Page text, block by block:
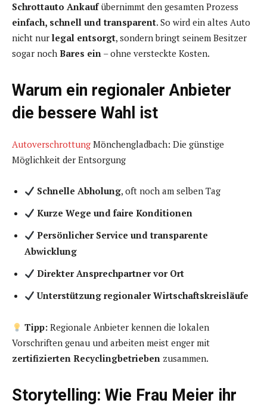
Schrottauto Ankaufübernimmt den gesamten Prozess
einfach, schnell und transparent. So wird ein altes Auto
nicht nur legal entsorgt, sondern bringt seinem Besitzer
sogar noch Bares ein – ohne versteckte Kosten.
Warum ein regionaler Anbieter
die bessere Wahl ist
Autoverschrottung Mönchengladbach: Die günstige
Möglichkeit der Entsorgung
Schnelle Abholung, oft noch am selben Tag
Kurze Wege und faire Konditionen
Persönlicher Service und transparente
Abwicklung
Direkter Ansprechpartner vor Ort
Unterstützung regionaler Wirtschaftskreisläufe
Tipp: Regionale Anbieter kennen die lokalen
Vorschriften genau und arbeiten meist enger mit
zertifizierten Recyclingbetrieben zusammen.
Storytelling: Wie Frau Meier ihr